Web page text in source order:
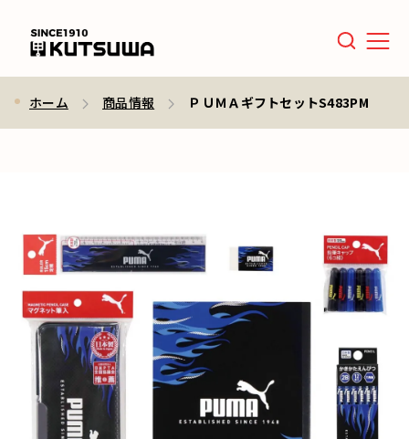
Menu
ホーム 商品情報 ＰＵＭＡギフトセットS483PM